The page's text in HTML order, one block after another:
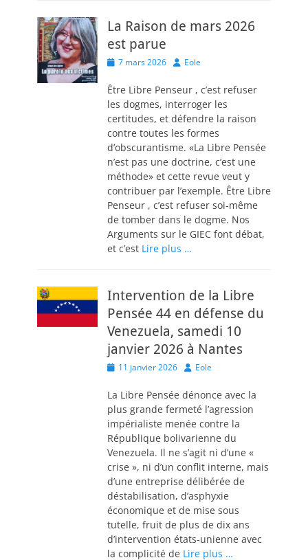
La Raison de mars 2026
est parue
Posted
7 mars 2026 Author
Eole
Être Libre Penseur , c’est refuser
les dogmes, interroger les
certitudes, et défendre la raison
contre toutes les formes
d’obscurantisme. «La Libre Pensée
n’est pas une doctrine, c’est une
méthode» et cette revue veut y
contribuer par l’exemple. Être Libre
Penseur , c’est refuser soi-même
de tomber dans le dogme. Nos
Arguments sur le GIEC font débat,
et c’est Lire plus …
Intervention de la Libre
Pensée 44 en défense du
Venezuela, samedi 10
janvier 2026 à Nantes
Posted11 janvier 2026 Author
Eole
La Libre Pensée dénonce avec la
plus grande fermeté l’agression
impérialiste menée contre la
République bolivarienne du
Venezuela. Il ne s’agit ni d’une «
crise », ni d’un conflit interne, mais
d’une entreprise délibérée de
déstabilisation, d’asphyxie
économique et de mise sous
tutelle, fruit de plus de dix ans
d’intervention états-unienne avec
la complicité de Lire plus …